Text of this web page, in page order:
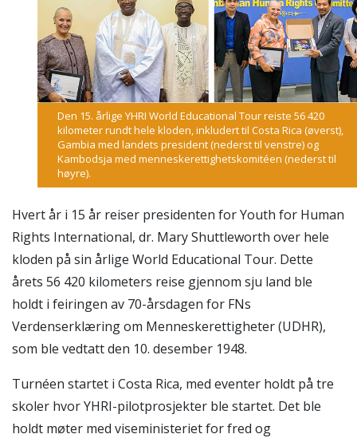
Den 15. årlige YHRI World Educational Tour reiste 56 420
kilometer rundt hele kloden, inkludert til Costa Rica (øverst),
Gambia med landets president (nederst til venstre) og
Kambodsja med menneskerettighetskomitéen (nederst til
høyre).
Hvert år i 15 år reiser presidenten for Youth for Human
Rights International, dr. Mary Shuttleworth over hele
kloden på sin årlige World Educational Tour. Dette
årets 56 420 kilometers reise gjennom sju land ble
holdt i feiringen av 70-årsdagen for FNs
Verdenserklæring om Menneskerettigheter (UDHR),
som ble vedtatt den 10. desember 1948.
Turnéen startet i Costa Rica, med eventer holdt på tre
skoler hvor YHRI-pilotprosjekter ble startet. Det ble
holdt møter med viseministeriet for fred og